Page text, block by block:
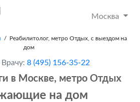
Москва
/ Реабилитолог, метро Отдых, с выездом на
дом
8 (495) 156-35-22
в Москвe, метро Отдых
на дом